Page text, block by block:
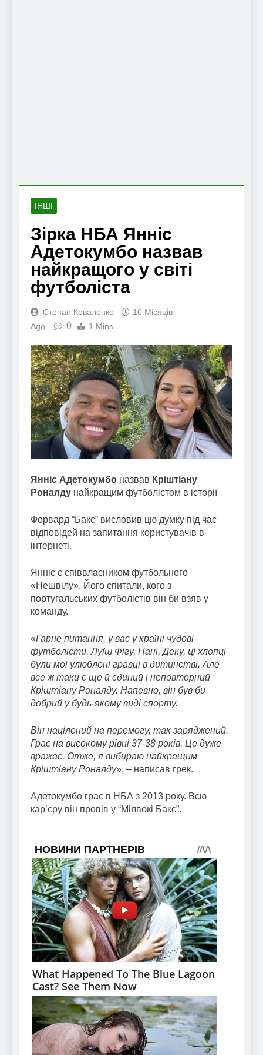
ІНШІ
Зірка НБА Янніс
Адетокумбо назвав
найкращого у світі
футболіста
Степан Коваленко
10 Місяців
Ago
0 1 Mins
Янніс Адетокумбо назвав Кріштіану
Роналду найкращим футболістом в історії
Форвард “Бакс” висловив цю думку під час
відповідей на запитання користувачів в
інтернеті.
Янніс є співвласником футбольного
«Нешвілу». Його спитали, кого з
португальських футболістів він би взяв у
команду.
«Гарне питання, у вас у країні чудові
футболісти. Луїш Фігу, Нані, Деку, ці хлопці
були мої улюблені гравці в дитинстві. Але
все ж таки є ще й єдиний і неповторний
Кріштіану Роналду. Напевно, він був би
добрий у будь-якому виді спорту.
Він націлений на перемогу, так заряджений.
Грає на високому рівні 37-38 років. Це дуже
вражає. Отже, я вибираю найкращим
Кріштіану Роналду», – написав грек.
Адетокумбо грає в НБА з 2013 року. Всю
кар’єру він провів у “Мілвокі Бакс”.